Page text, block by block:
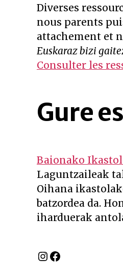
Diverses
nous parents
attachement et
Euskaraz bizi
Consulter les
Gure
Baionako
Laguntzaileak
Oihana
batzordea da.
iharduerak
Instagram
Facebook